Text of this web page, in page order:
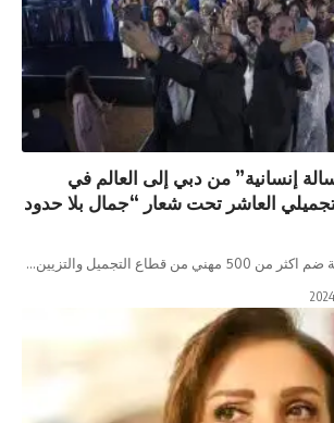
من دبي إلى العالم في
العاشر تحت شعار “جمال بلا حدود
والتزيين…